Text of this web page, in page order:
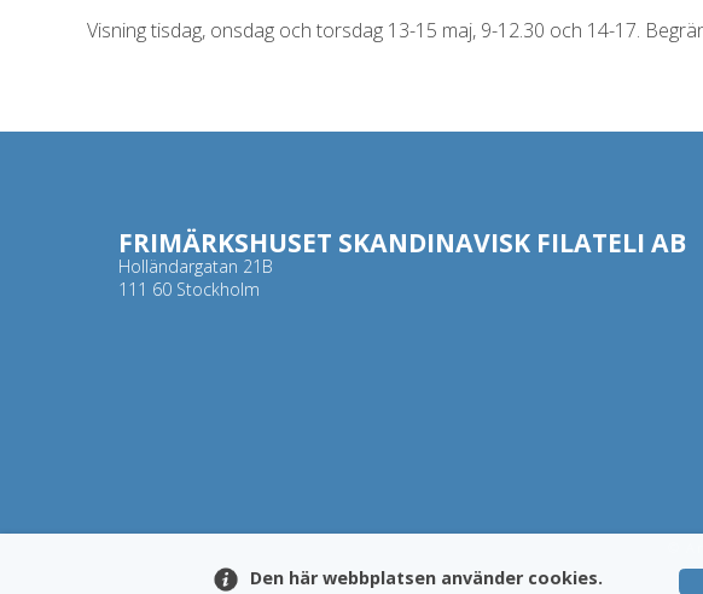
Visning tisdag, onsdag och torsdag 13-15 maj, 9-12.30 och 14-17.
FRIMÄRKSHUSET SKANDINAVISK FILATELI AB
Holländargatan 21B
111 60 Stockholm
Den här webbplatsen använder cookies.